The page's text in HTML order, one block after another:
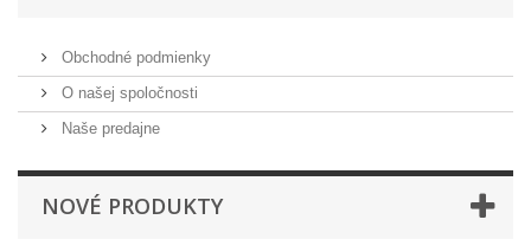
Obchodné podmienky
O našej spoločnosti
Naše predajne
NOVÉ PRODUKTY